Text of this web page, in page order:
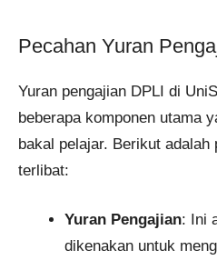
Pecahan Yuran
Yuran pengajian DPLI di
beberapa komponen utama
bakal pelajar. Berikut adalah
terlibat:
Yuran Pengajian: Ini
dikenakan untuk